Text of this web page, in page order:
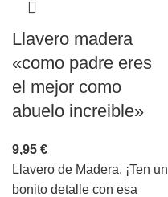
Llavero madera
«como padre eres
el mejor como
abuelo increible»
9,95 €
Llavero de Madera. ¡Ten un
bonito detalle con esa